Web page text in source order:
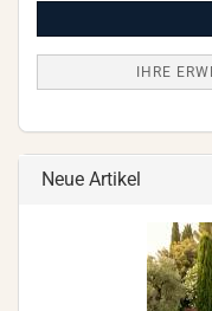
IHRE
Neue Artikel